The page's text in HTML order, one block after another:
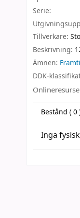
Serie:
Tillverkare:
Beskrivning:
Ämnen:
DDK-
Bestånd ( 0
Inga